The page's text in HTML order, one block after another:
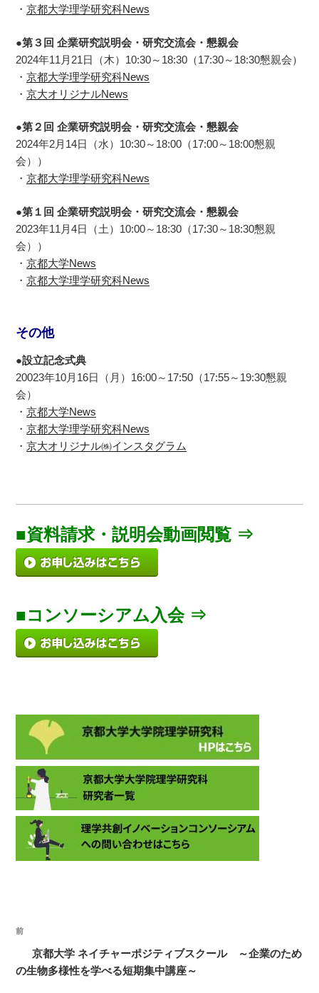
・京都大学理学研究科News
●第３回 企業研究説明会・研究交流会・懇親会
2024年11月21日（木）10:30～18:30（17:30～18:30懇親会）
・京都大学理学研究科News
・京大オリジナルNews
●第２回 企業研究説明会・研究交流会・懇親会
2024年2月14日（水）10:30～18:00（17:00～18:00懇親
会））
・京都大学理学研究科News
●第１回 企業研究説明会・研究交流会・懇親会
2023年11月4日（土）10:00～18:30（17:30～18:30懇親
会））
・京都大学News
・京都大学理学研究科News
その他
●設立記念式典
20023年10月16日（月）16:00～17:50（17:55～19:30懇親
会）
・京都大学News
・京都大学理学研究科News
・京大オリジナル㈱インスタグラム
■資料請求・説明会動画閲覧 ⇒
■コンソーシアム入会 ⇒
投
ナ
過
の
前
京都大学 ネイチャーポジティブスクール ～企業のため
の生物多様性を学べる短期集中講座～